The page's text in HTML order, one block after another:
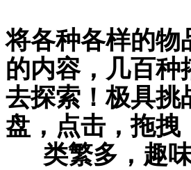
将各种各样的物
的内容，几百种
去探索！极具挑
盘，点击，拖拽
类繁多，趣